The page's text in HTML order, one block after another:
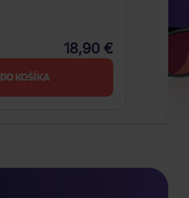
18,90 €
DO KOŠÍKA